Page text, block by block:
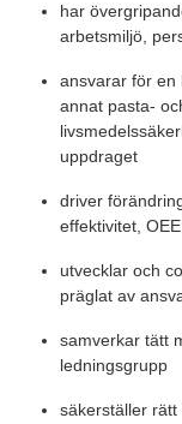
har
arbetsmiljö,
ansvarar för en
annat pasta-
uppdraget
driver
effektivitet,
utvecklar och
präglat av
samverkar tätt
ledningsgrupp
säkerställer